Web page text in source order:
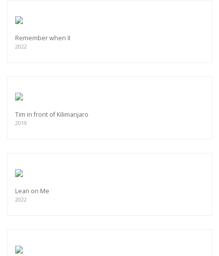
Remember when II
2022
Tim in front of Kilimanjaro
2019
Lean on Me
2022